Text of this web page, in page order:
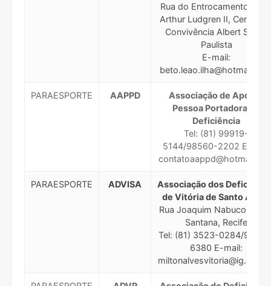
Rua do Entrocamento, s/n
Arthur Ludgren II, Centro
Convivência Albert Sabin,
Paulista
E-mail:
PARAESPORTE AAPPD
Associação de Apoio a
Pessoa Portadora de
Deficiência
Tel: (81) 99919-
5144/98560-2202 E-mail:
PARAESPORTE ADVISA
Associação dos
de Vitória de Santo Antão
Rua Joaquim Nabuco, 300
Santana, Recife
Tel: (81) 3523-0284/
6380 E-mail: